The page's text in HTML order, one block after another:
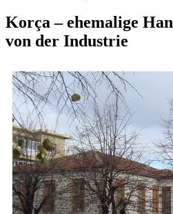
Korça – ehemalige
von der Industrie